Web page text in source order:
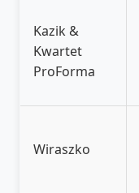
Kazik &
Kwartet
ProForma
Wiraszko